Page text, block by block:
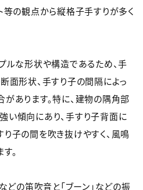
等の観点から縦格子手すりが多く
ルな形状や構造であるため、手
面形状、手すり子の間隔によっ
あります。特に、建物の隅角部
い傾向にあり、手すり子背面に
子の間を吹き抜けやすく、風鳴
。
どの笛吹音と「ブーン」などの振